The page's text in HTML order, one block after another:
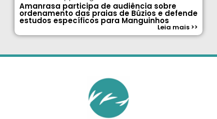
Amanrasa participa de audiência sobre
ordenamento das praias de Búzios e defende
estudos específicos para Manguinhos
Leia mais >>